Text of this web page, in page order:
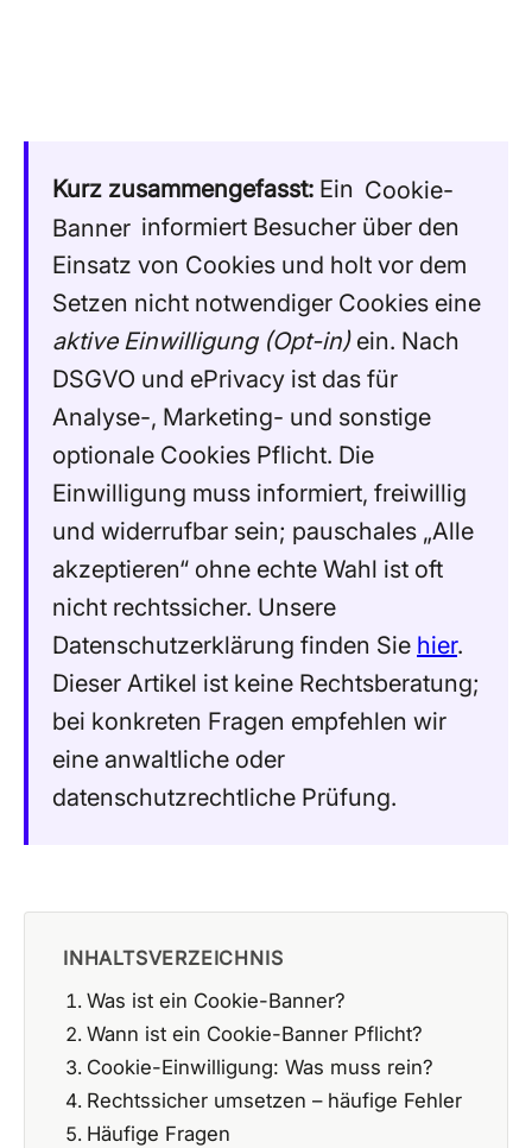
Kurz zusammengefasst: Ein Cookie-
Banner informiert Besucher über den
Einsatz von Cookies und holt vor dem
Setzen nicht notwendiger Cookies eine
aktive Einwilligung (Opt-in)ein. Nach
DSGVO und ePrivacy ist das für
Analyse-, Marketing- und sonstige
optionale Cookies Pflicht. Die
Einwilligung muss informiert, freiwillig
und widerrufbar sein; pauschales „Alle
akzeptieren“ ohne echte Wahl ist oft
nicht rechtssicher. Unsere
Datenschutzerklärung finden Sie hier.
Dieser Artikel ist keine Rechtsberatung;
bei konkreten Fragen empfehlen wir
eine anwaltliche oder
datenschutzrechtliche Prüfung.
INHALTSVERZEICHNIS
Was ist ein Cookie-Banner?
Wann ist ein Cookie-Banner Pflicht?
Cookie-Einwilligung: Was muss rein?
Rechtssicher umsetzen – häufige Fehler
Häufige Fragen